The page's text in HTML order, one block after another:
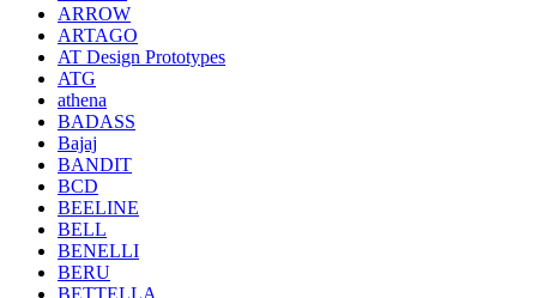
ARROW
ARTAGO
AT Design Prototypes
ATG
athena
BADASS
Bajaj
BANDIT
BCD
BEELINE
BELL
BENELLI
BERU
BETTELLA